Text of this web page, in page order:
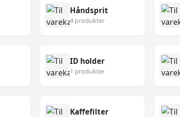
Håndsprit
4 produkter
ID holder
1 produkter
Kaffefilter